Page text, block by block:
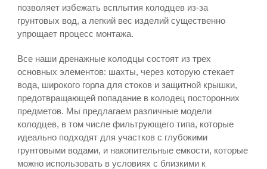
позволяет избежать всплытия колодцев из-за
грунтовых вод, а легкий вес изделий существенно
упрощает процесс монтажа.
Все наши дренажные колодцы состоят из трех
основных элементов: шахты, через которую стекает
вода, широкого горла для стоков и защитной крышки,
предотвращающей попадание в колодец посторонних
предметов. Мы предлагаем различные модели
колодцев, в том числе фильтрующего типа, которые
идеально подходят для участков с глубокими
грунтовыми водами, и накопительные емкости, которые
можно использовать в условиях с близкими к